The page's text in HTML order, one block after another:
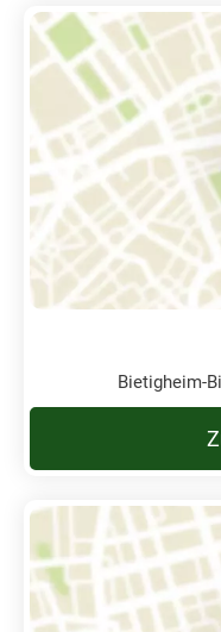
Bietigheim-